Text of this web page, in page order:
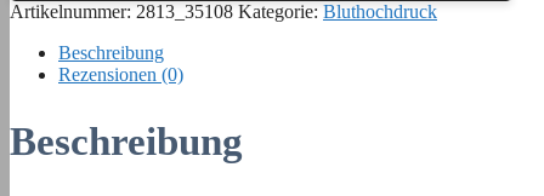
Artikelnummer: 2813_35108 Kategorie: Bluthochdruck
Beschreibung
Rezensionen (0)
Beschreibung